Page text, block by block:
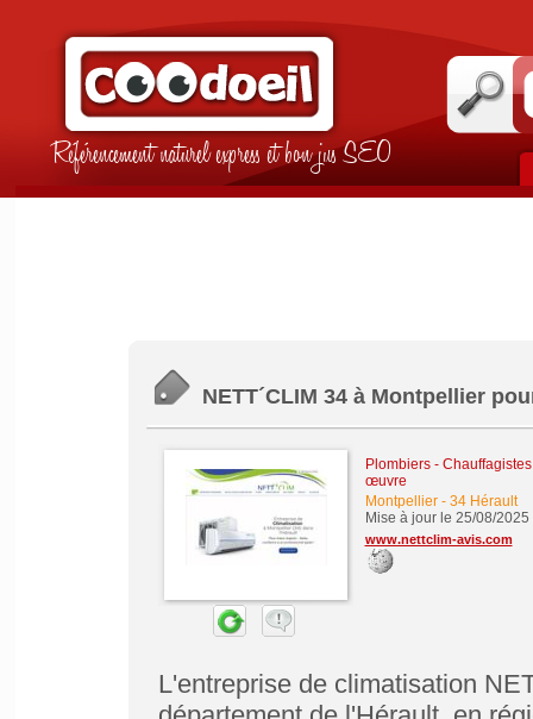
Référencement naturel express et bon jus SEO
NETT´CLIM 34 à Montpellier
Plombiers -
œuvre
Montpellier- 34 Hérault
Mise à jour le 25/08/2025
www.nettclim-avis.com
L'entreprise de climatisation